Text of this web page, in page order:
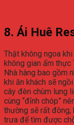
8. Ái Huê
Thật không ngoa
không gian ẩm thực
Nhà hàng bao gồm
khi ăn khách sẽ
cây đèn chùm lung
cùng “đỉnh chóp”
thường sẽ rất đông,
trưa để tìm được